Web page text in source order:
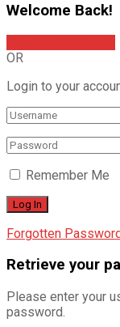
Welcome Back!
OR
Login to your
Remember Me
Forgotten
Retrieve your
Please enter your
password.